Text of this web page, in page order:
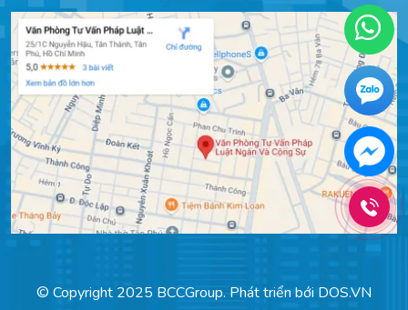
© Copyright 2025 BCCGroup. Phát triển bới DOS.VN